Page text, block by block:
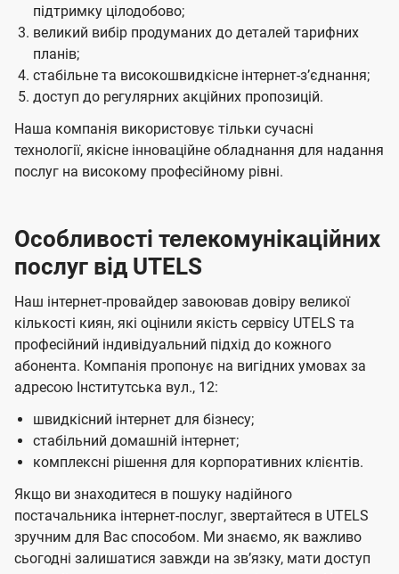
підтримку цілодобово;
великий вибір продуманих до деталей тарифних
планів;
стабільне та високошвидкісне інтернет-зʼєднання;
доступ до регулярних акційних пропозицій.
Наша компанія використовує тільки сучасні
технології, якісне інноваційне обладнання для надання
послуг на високому професійному рівні.
Особливості телекомунікаційних
послуг від UTELS
Наш інтернет-провайдер завоював довіру великої
кількості киян, які оцінили якість сервісу UTELS та
професійний індивідуальний підхід до кожного
абонента. Компанія пропонує на вигідних умовах за
адресою Інститутська вул., 12:
швидкісний інтернет для бізнесу;
стабільний домашній інтернет;
комплексні рішення для корпоративних клієнтів.
Якщо ви знаходитеся в пошуку надійного
постачальника інтернет-послуг, звертайтеся в UTELS
зручним для Вас способом. Ми знаємо, як важливо
сьогодні залишатися завжди на звʼязку, мати доступ